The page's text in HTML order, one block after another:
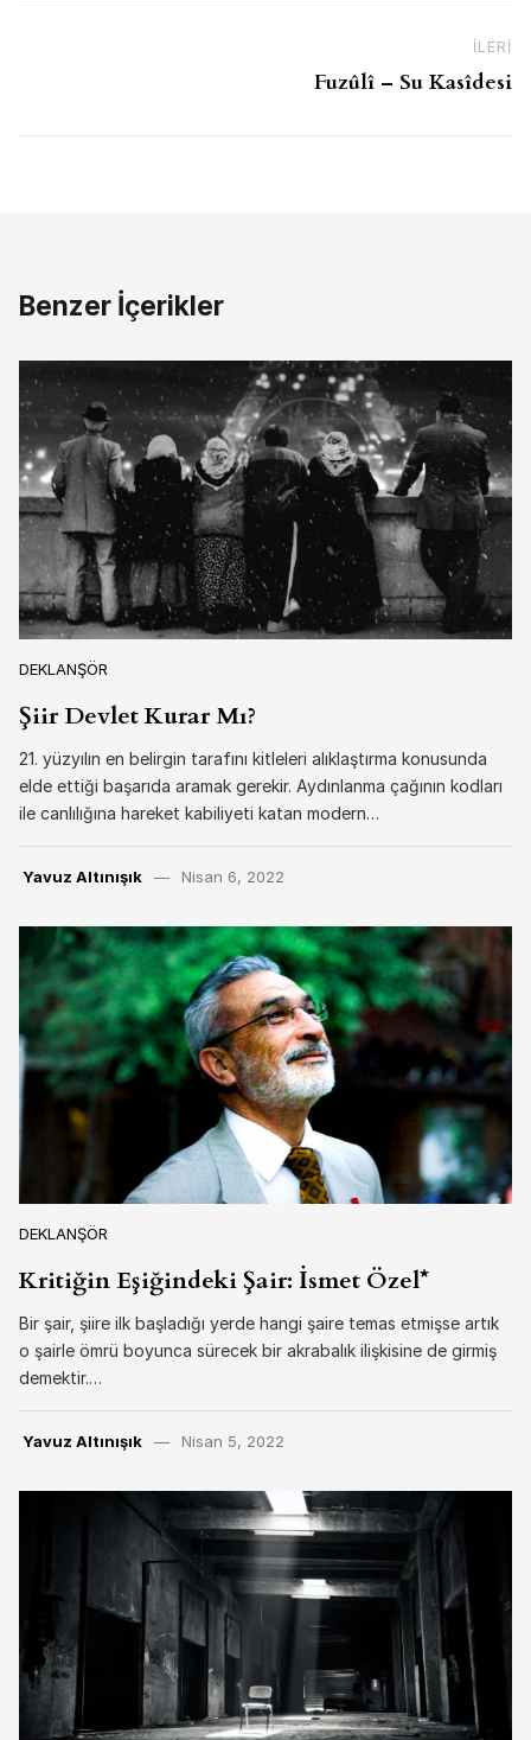
İLERI
Fuzûlî – Su Kasîdesi
Benzer İçerikler
DEKLANŞÖR
Şiir Devlet Kurar Mı?
21. yüzyılın en belirgin tarafını kitleleri alıklaştırma konusunda
elde ettiği başarıda aramak gerekir. Aydınlanma çağının kodları
ile canlılığına hareket kabiliyeti katan modern…
Yavuz Altınışık Nisan 6, 2022
DEKLANŞÖR
Kritiğin Eşiğindeki Şair: İsmet Özel*
Bir şair, şiire ilk başladığı yerde hangi şaire temas etmişse artık
o şairle ömrü boyunca sürecek bir akrabalık ilişkisine de girmiş
demektir.…
Yavuz Altınışık Nisan 5, 2022